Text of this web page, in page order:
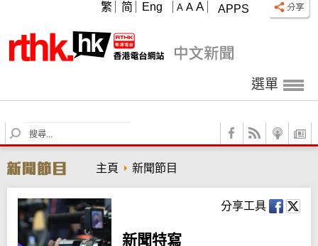
APPS
A A A
繁 简 Eng
選單
S
e
r
c
h
主頁 新聞節目
分享工具
新聞特寫